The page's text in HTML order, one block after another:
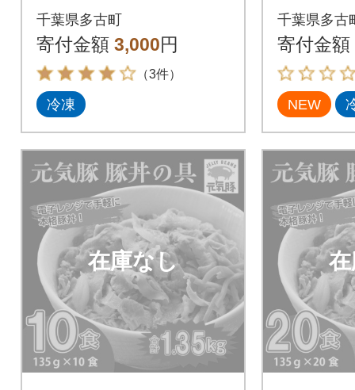
しセット 600g(50g×
12個)
千葉県多古町
寄付金額 3,000円
（3件）
冷凍
千葉県多古
寄付金額
NEW
在庫なし